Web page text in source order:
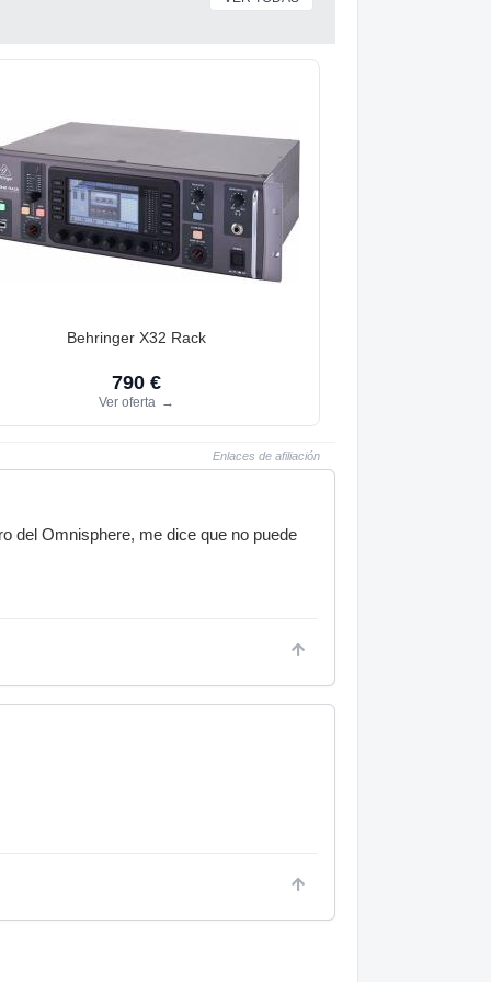
Behringer X32 Rack
790 €
Ver oferta →
Enlaces de afiliación
del Omnisphere, me dice que no puede